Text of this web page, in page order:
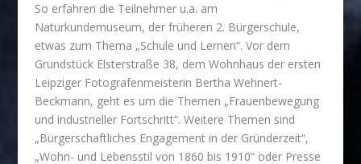
So erfahren die Teilnehmer u.a. am
Naturkundemuseum, der früheren 2. Bürgerschule,
etwas zum Thema „Schule und Lernen“. Vor dem
Grundstück Elsterstraße 38, dem Wohnhaus der ersten
Leipziger Fotografenmeisterin Bertha Wehnert-
Beckmann, geht es um die Themen „Frauenbewegung
und industrieller Fortschritt“. Weitere Themen sind
„Bürgerschaftliches Engagement in der Gründerzeit“,
„Wohn- und Lebensstil von 1860 bis 1910“ oder Presse